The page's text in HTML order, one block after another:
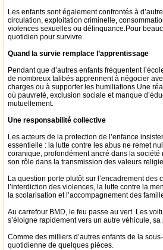
Les enfants sont également confrontés à
circulation, exploitation criminelle,
violences sexuelles ou délinquance.Pour
quotidien pour survivre.
Quand la survie remplace l’apprentissage
Pendant que d’autres enfants fréquentent
de nombreux talibés apprennent à négocier
charges ou à supporter les humiliations.Une
où pauvreté, exclusion sociale et manque
mutuellement.
Une responsabilité collective
Les acteurs de la protection de l’enfance
essentielle : la lutte contre les abus ne remet
coranique, profondément ancré dans la
son rôle dans la transmission des valeurs
La question porte plutôt sur l’encadrement des
l’interdiction des violences, la lutte contre la
la scolarisation et l’accompagnement des
Au carrefour BMD, le feu passe au vert. Les
s’éloigne rapidement vers un autre véhicule,
Comme des milliers d’autres enfants de la
quotidienne de quelques pièces.